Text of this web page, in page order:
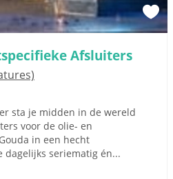
Afsluiters
sta je midden in de wereld
voor de olie- en
in een hecht
dagelijks seriematig én...